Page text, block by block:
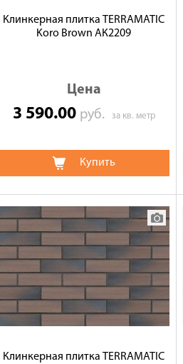
Клинкерная плитка TERRAMATIC
Koro Brown АК2209
Цена
3 590.00 руб. за кв. метр
Купить
Клинкерная плитка TERRAMATIC